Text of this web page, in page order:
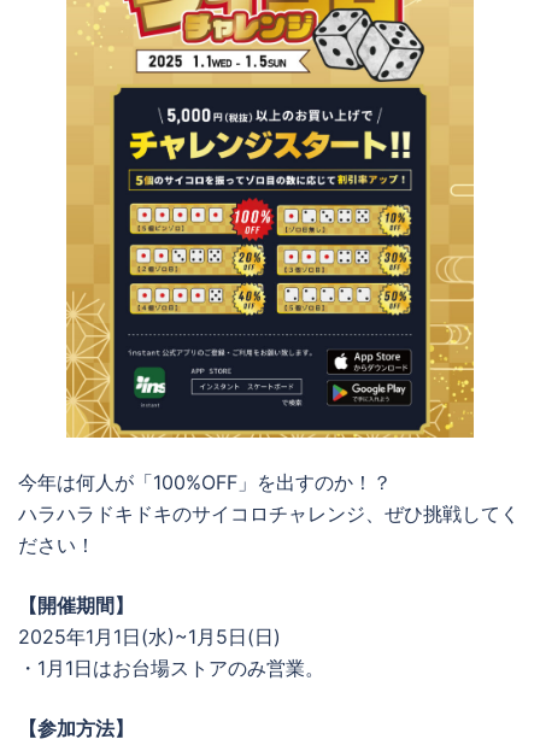
今年は何人が「100%OFF」を出すのか！？
ハラハラドキドキのサイコロチャレンジ、ぜひ挑戦してく
ださい！
【開催期間】
2025年1月1日(水)~1月5日(日)
・1月1日はお台場ストアのみ営業。
【参加方法】